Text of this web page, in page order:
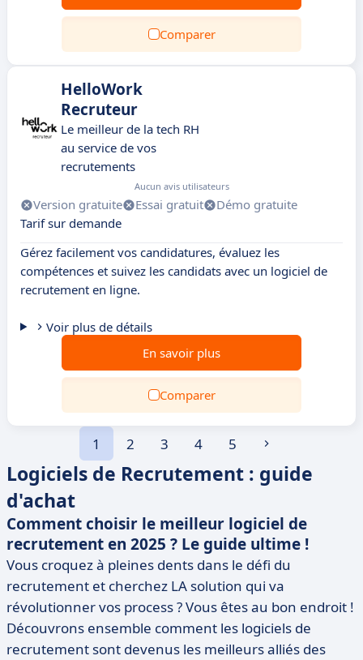
Comparer
HelloWork
Recruteur
Le meilleur de la tech RH
au service de vos
recrutements
Aucun avis utilisateurs
Version gratuite Essai gratuit
Démo gratuite
Tarif sur demande
Gérez facilement vos candidatures, évaluez les
compétences et suivez les candidats avec un logiciel de
recrutement en ligne.
Voir plus de détails
En savoir plus
Comparer
1 2 3 4 5
Logiciels de Recrutement : guide
d'achat
Comment choisir le meilleur logiciel de
recrutement en 2025 ? Le guide ultime !
Vous croquez à pleines dents dans le défi du
recrutement et cherchez LA solution qui va
révolutionner vos process ? Vous êtes au bon endroit !
Découvrons ensemble comment les logiciels de
recrutement sont devenus les meilleurs alliés des